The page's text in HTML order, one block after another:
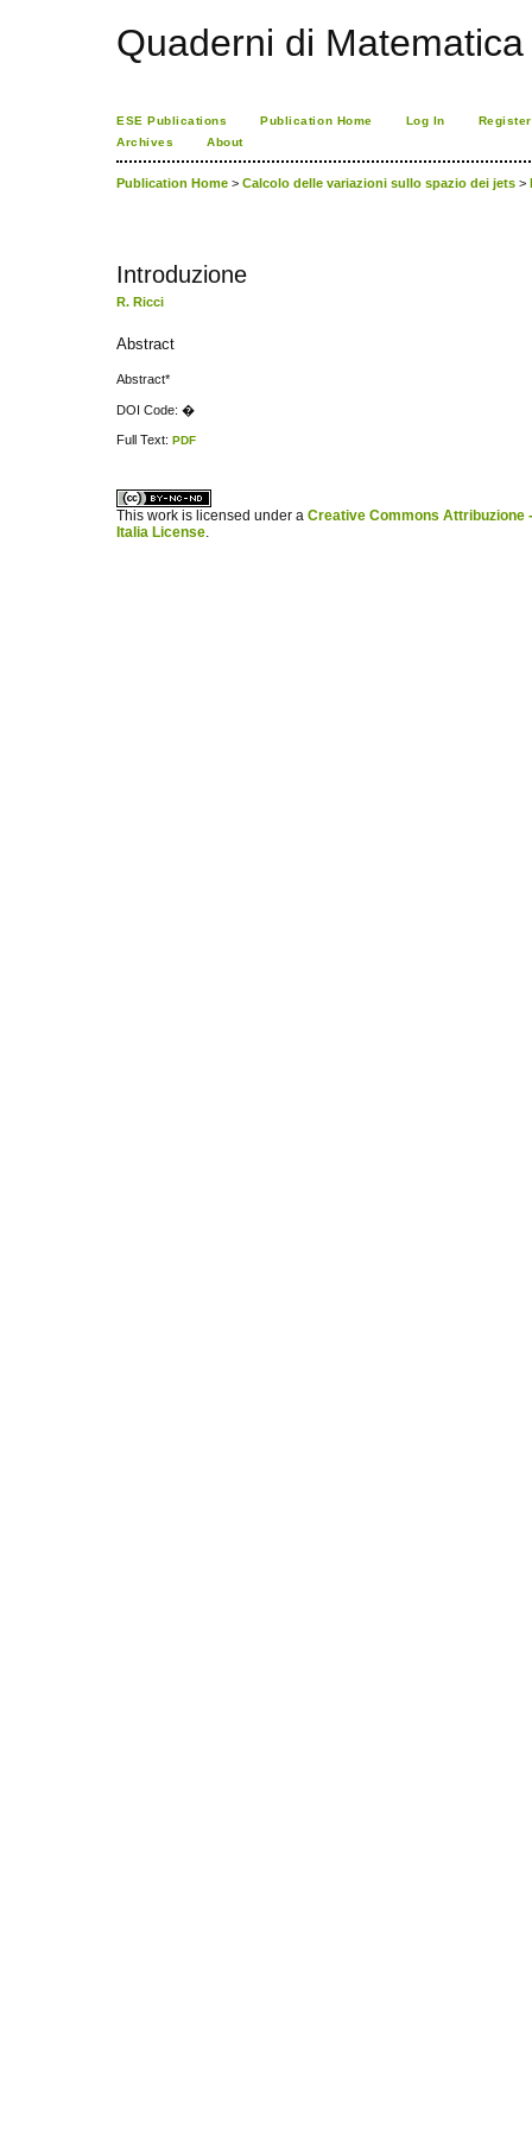
Quaderni di Matematica
ESE Publications Publication Home Log In
Register
Archives
About
Publication Home > Calcolo delle variazioni sullo spazio dei jets >
Introduzione
R. Ricci
Abstract
Abstract*
DOI Code: �
Full Text: PDF
This work is licensed under a Creative Commons Attribuzione
Italia License